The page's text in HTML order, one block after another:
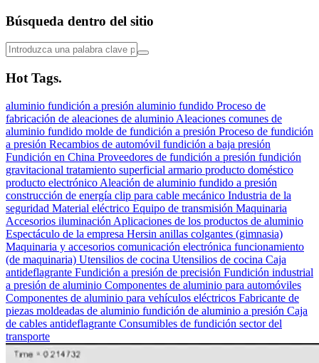
Búsqueda dentro del sitio
Hot Tags.
aluminio fundición a presión aluminio fundido Proceso de
fabricación de aleaciones de aluminio Aleaciones comunes de
aluminio fundido molde de fundición a presión Proceso de fundición
a presión Recambios de automóvil fundición a baja presión
Fundición en China Proveedores de fundición a presión fundición
gravitacional tratamiento superficial armario producto doméstico
producto electrónico Aleación de aluminio fundido a presión
construcción de energía clip para cable mecánico Industria de la
seguridad Material eléctrico Equipo de transmisión Maquinaria
Accesorios iluminación Aplicaciones de los productos de aluminio
Espectáculo de la empresa Hersin anillas colgantes (gimnasia)
Maquinaria y accesorios comunicación electrónica funcionamiento
(de maquinaria) Utensilios de cocina Utensilios de cocina Caja
antideflagrante Fundición a presión de precisión Fundición industrial
a presión de aluminio Componentes de aluminio para automóviles
Componentes de aluminio para vehículos eléctricos Fabricante de
piezas moldeadas de aluminio fundición de aluminio a presión Caja
de cables antideflagrante Consumibles de fundición sector del
transporte